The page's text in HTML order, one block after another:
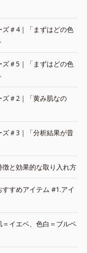
＃4｜「まずはどの色
＃5｜「まずはどの色
＃2｜「黄み肌なの
＃3｜「分析結果が昔
と効果的な取り入れ方
すすめアイテム #1.アイ
＝イエベ、色白＝ブルベ